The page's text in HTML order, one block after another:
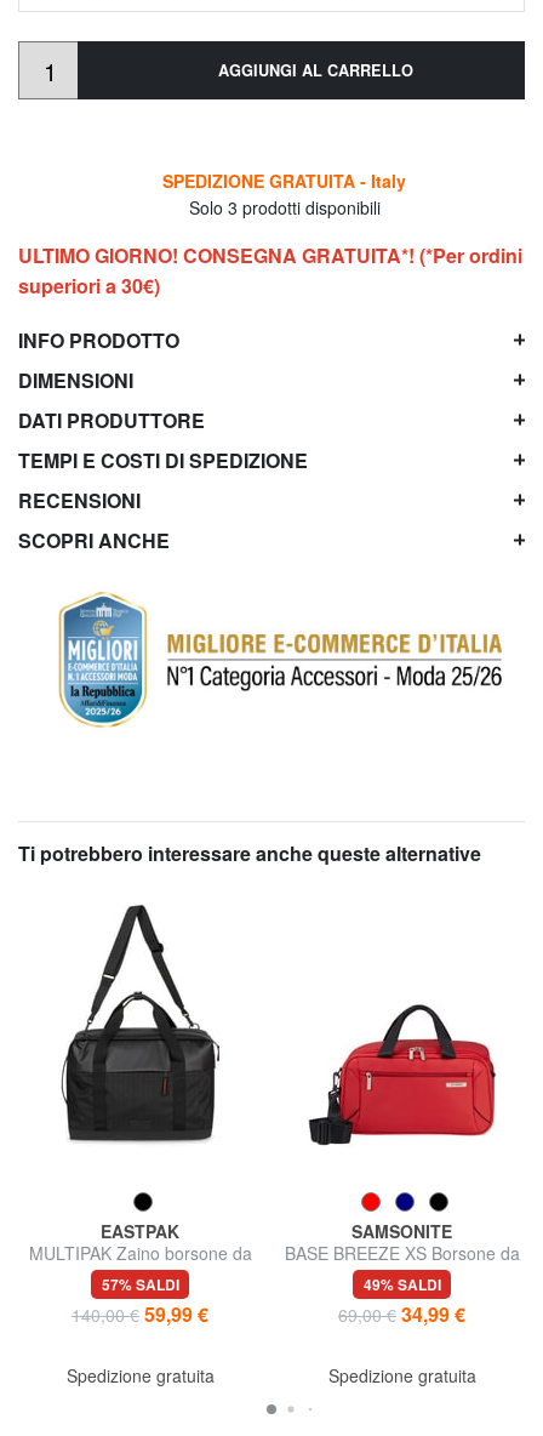
AGGIUNGI AL CARRELLO
SPEDIZIONE GRATUITA - Italy
Solo 3 prodotti disponibili
ULTIMO GIORNO! CONSEGNA GRATUITA*! (*Per ordini
superiori a 30€)
INFO PRODOTTO
DIMENSIONI
DATI PRODUTTORE
TEMPI E COSTI DI SPEDIZIONE
RECENSIONI
SCOPRI ANCHE
Ti potrebbero interessare anche queste alternative
EASTPAK
MULTIPAK Zaino borsone da
viaggio con tracolla
57% SALDI
140,00 € 59,99 €
Spedizione gratuita
SAMSONITE
BASE BREEZE XS Borsone da
viaggio, underseater
49% SALDI
69,00 € 34,99 €
Spedizione gratuita